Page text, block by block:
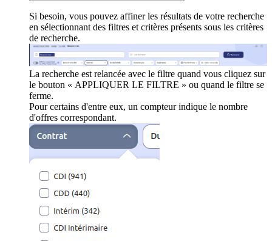
Si besoin, vous pouvez affiner les résultats de votre recherche
en sélectionnant des filtres et critères présents sous les critères
de recherche.
La recherche est relancée avec le filtre quand vous cliquez sur
le bouton « APPLIQUER LE FILTRE » ou quand le filtre se
ferme.
Pour certains d'entre eux, un compteur indique le nombre
d'offres correspondant.